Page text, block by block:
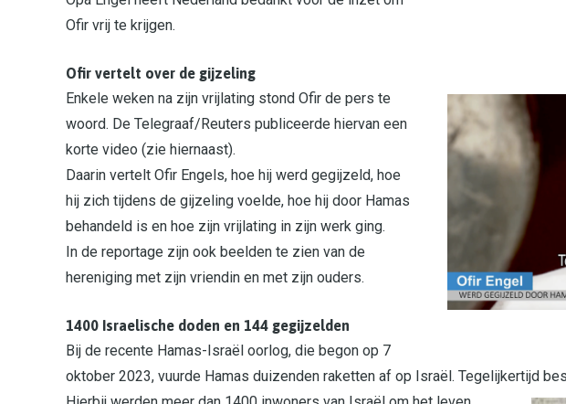
Ofir vrij te krijgen.
Ofir vertelt over de gijzeling
Enkele weken na zijn vrijlating stond Ofir de pers te
woord. De Telegraaf/Reuters publiceerde hiervan een
korte video (zie hiernaast).
Daarin vertelt Ofir Engels, hoe hij werd gegijzeld, hoe
hij zich tijdens de gijzeling voelde, hoe hij door Hamas
behandeld is en hoe zijn vrijlating in zijn werk ging.
In de reportage zijn ook beelden te zien van de
hereniging met zijn vriendin en met zijn ouders.
1400 Israelische doden en 144 gegijzelden
Bij de recente Hamas-Israël oorlog, die begon op 7
oktober 2023, vuurde Hamas duizenden raketten af op Israël. Tegelijkertijd